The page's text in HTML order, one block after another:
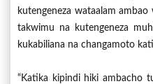
kutengeneza wataalam
takwimu na kutengeneza
kukabiliana na changamoto
“Katika kipindi hiki ambacho